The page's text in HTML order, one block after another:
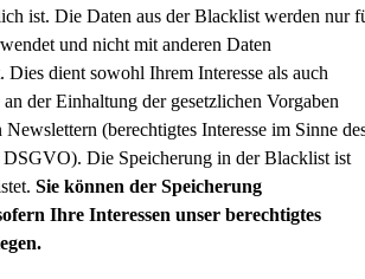
ist. Die Daten aus der Blacklist werden nur
und nicht mit anderen Daten
Dies dient sowohl Ihrem Interesse als auch
an der Einhaltung der gesetzlichen Vorgaben
(berechtigtes Interesse im Sinne
Die Speicherung in der Blacklist ist
Sie können der Speicherung
Ihre Interessen unser berechtigtes